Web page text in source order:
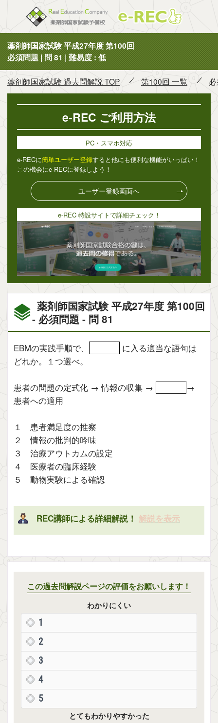
薬剤師国家試験 平成27年度 第100回
必須問題 | 問 81 | 難易度 : 低
薬剤師国家試験 過去問解説 TOP 第100回 一覧
薬剤師国家試験 平成27年度 第100回
- 必須問題 - 問 81
EBMの実践手順で、
に入る適当な語句は
どれか。１つ選べ。
患者の問題の定式化 → 情報の収集 →
→
患者への適用
１ 患者満足度の推察
２ 情報の批判的吟味
３ 治療アウトカムの設定
４ 医療者の臨床経験
５ 動物実験による確認
REC講師による詳細解説！ 解説を表示
この過去問解説ページの評価をお願いします！
わかりにくい
1
2
3
4
5
とてもわかりやすかった
e-REC ご利用方法
PC・スマホ対応
e-RECに簡単ユーザー登録すると他にも便利な機能がいっぱい！
この機会にe-RECに登録しよう！
ユーザー登録画面へ
e-REC 特設サイトで詳細チェック！